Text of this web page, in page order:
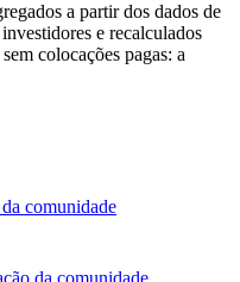
a partir dos dados de
e recalculados
colocações pagas: a
comunidade